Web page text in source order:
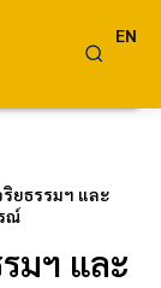
EN
ริยธรรมฯ และ
ณ์
มฯ และ